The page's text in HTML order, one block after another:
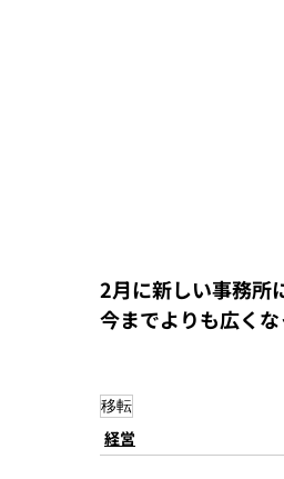
2月に新しい事務所
今までよりも広く
移転
経営